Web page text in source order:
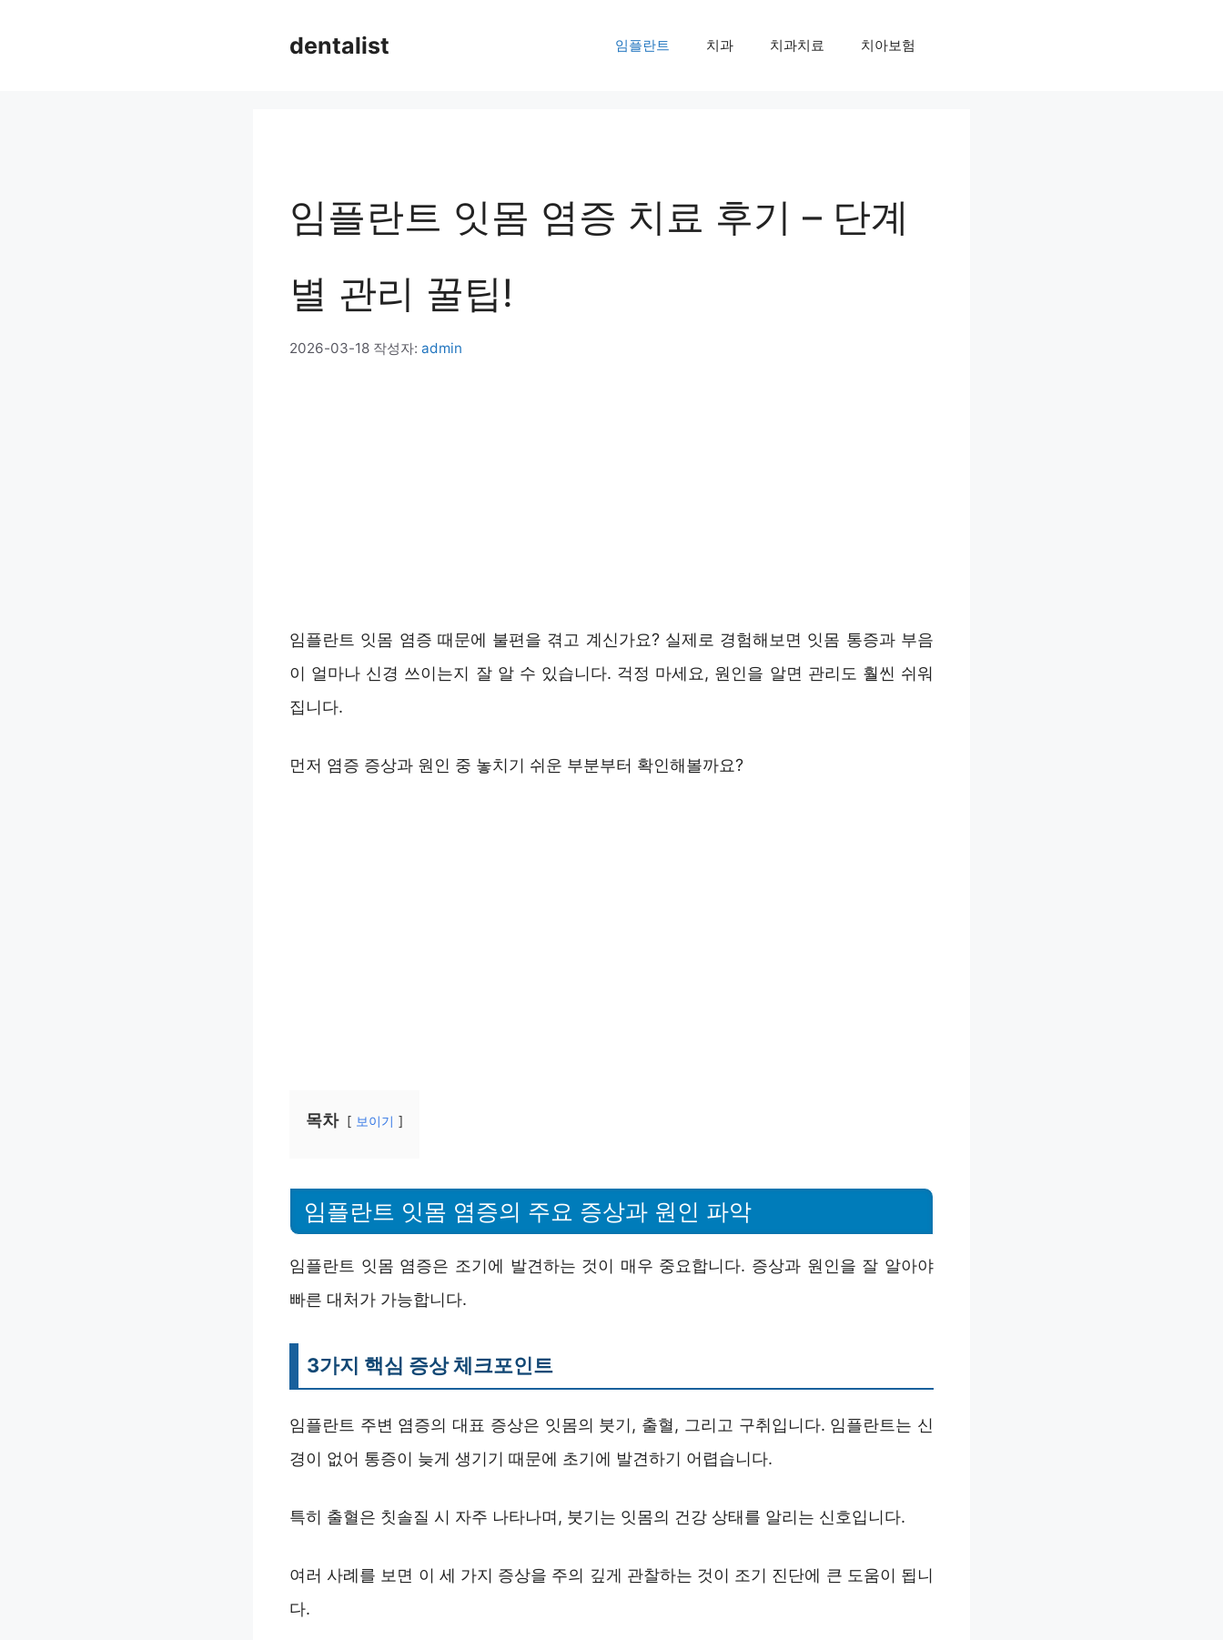
dentalist 임플란트 치과 치과치료 치아보험
임플란트 잇몸 염증 치료 후기 – 단계
별 관리 꿀팁!
2026-03-18 작성자: admin
임플란트 잇몸 염증 때문에 불편을 겪고 계신가요? 실제로 경험해보면 잇몸 통증과 부음
이 얼마나 신경 쓰이는지 잘 알 수 있습니다. 걱정 마세요, 원인을 알면 관리도 훨씬 쉬워
집니다.
먼저 염증 증상과 원인 중 놓치기 쉬운 부분부터 확인해볼까요?
목차 보이기
임플란트 잇몸 염증의 주요 증상과 원인 파악
임플란트 잇몸 염증은 조기에 발견하는 것이 매우 중요합니다. 증상과 원인을 잘 알아야
빠른 대처가 가능합니다.
3가지 핵심 증상 체크포인트
임플란트 주변 염증의 대표 증상은 잇몸의 붓기, 출혈, 그리고 구취입니다. 임플란트는 신
경이 없어 통증이 늦게 생기기 때문에 초기에 발견하기 어렵습니다.
특히 출혈은 칫솔질 시 자주 나타나며, 붓기는 잇몸의 건강 상태를 알리는 신호입니다.
여러 사례를 보면 이 세 가지 증상을 주의 깊게 관찰하는 것이 조기 진단에 큰 도움이 됩니
다.